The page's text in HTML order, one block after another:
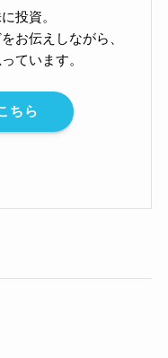
投資。
お伝えしながら、
ています。
ちら